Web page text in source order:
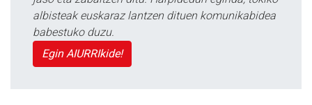
albisteak euskaraz lantzen dituen komunikabidea
babestuko duzu.
Egin AIURRIkide!